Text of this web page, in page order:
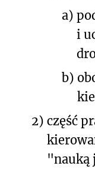
a)
i
b)
2) część
"nauką